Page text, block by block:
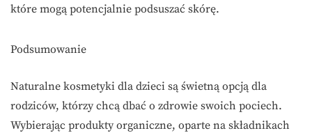
które mogą potencjalnie podsuszać skórę.
Podsumowanie
Naturalne kosmetyki dla dzieci są świetną opcją dla
rodziców, którzy chcą dbać o zdrowie swoich pociech.
Wybierając produkty organiczne, oparte na składnikach